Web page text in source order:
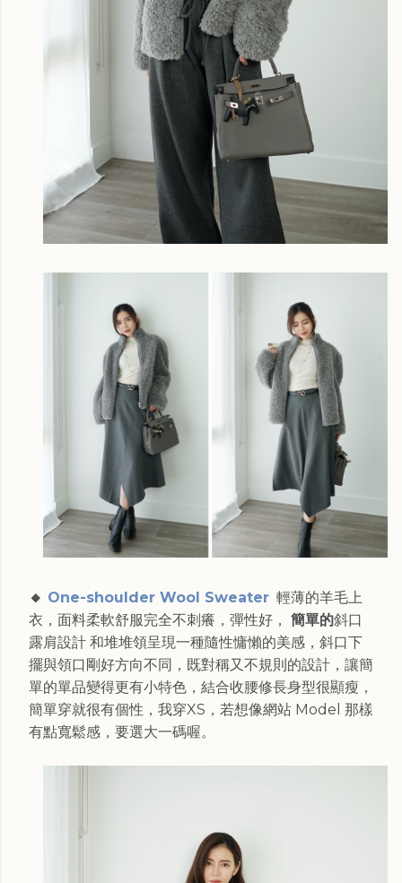
🔸 One-shoulder Wool Sweater 輕薄的羊毛上
衣，面料柔軟舒服完全不刺癢，彈性好， 簡單的斜口
露肩設計 和堆堆領呈現一種隨性慵懶的美感，斜口下
擺與領口剛好方向不同，既對稱又不規則的設計，讓簡
單的單品變得更有小特色，結合收腰修長身型很顯瘦，
簡單穿就很有個性，我穿XS，若想像網站 Model 那樣
有點寬鬆感，要選大一碼喔。